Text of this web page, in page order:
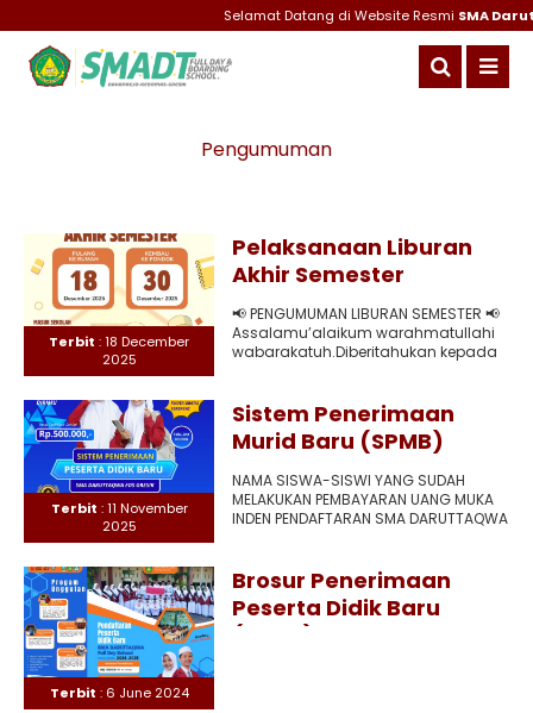
Selamat Datang di Website ResmiSMA
Pengumuman
Terbit : 18 December
2025
Pelaksanaan Liburan
Akhir Semester
📢 PENGUMUMAN LIBURAN SEMESTER 📢
Assalamu’alaikum warahmatullahi
wabarakatuh.Diberitahukan kepada
kegiatan..
Terbit : 11 November
2025
Sistem Penerimaan
Murid Baru (SPMB)
tahun ajaran 2026-2027
NAMA SISWA-SISWI YANG SUDAH
MELAKUKAN PEMBAYARAN UANG MUKA
INDEN PENDAFTARAN SMA DARUTTAQWA
Terbit : 6 June 2024
Brosur Penerimaan
Peserta Didik Baru
(PPDB) tahun ajaran